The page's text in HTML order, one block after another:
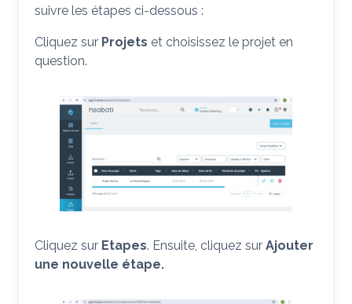
suivre les étapes ci-dessous :
Cliquez sur Projets et choisissez le projet en
question.
Cliquez sur Etapes. Ensuite, cliquez sur Ajouter
une nouvelle étape.